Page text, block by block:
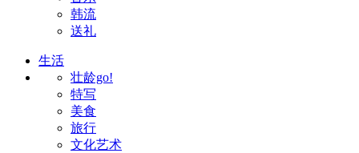
韩流
送礼
生活
壮龄go!
特写
美食
旅行
文化艺术